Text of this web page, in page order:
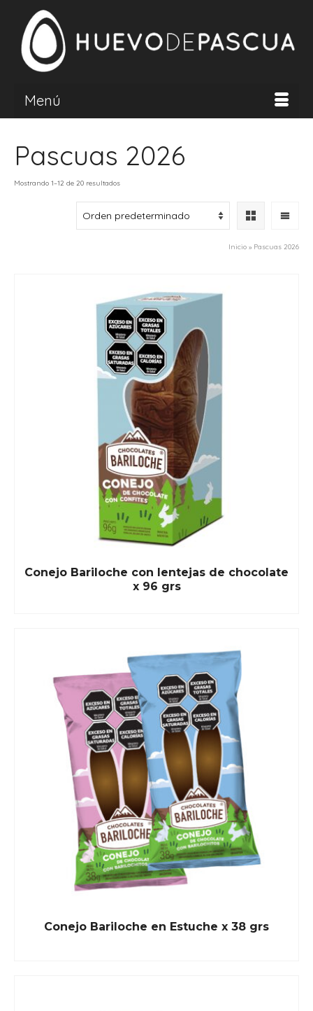
Menú
Pascuas 2026
Mostrando 1–12 de 20 resultados
Inicio » Pascuas 2026
Conejo Bariloche con lentejas de chocolate
x 96 grs
Conejo Bariloche en Estuche x 38 grs